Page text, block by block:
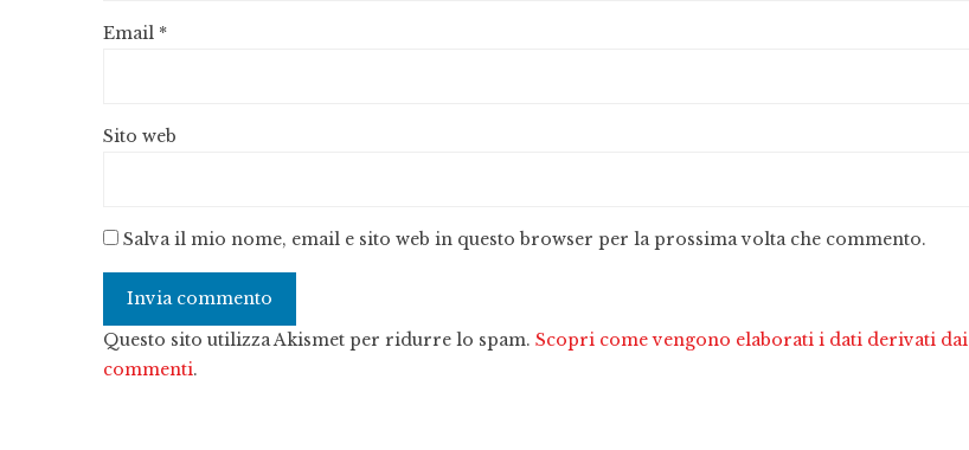
Email *
Sito web
Salva il mio nome, email e sito web in questo browser per la prossima volta che commento.
Questo sito utilizza Akismet per ridurre lo spam. Scopri come vengono elaborati i dati derivati dai
commenti.